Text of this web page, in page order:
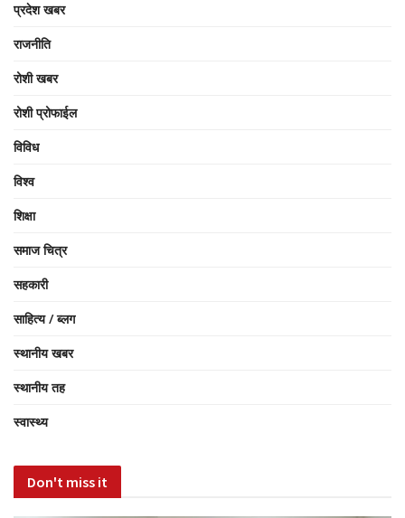
प्रदेश खबर
राजनीति
रोशी खबर
रोशी प्रोफाईल
विविध
विश्व
शिक्षा
समाज चित्र
सहकारी
साहित्य / ब्लग
स्थानीय खबर
स्थानीय तह
स्वास्थ्य
Don't miss it